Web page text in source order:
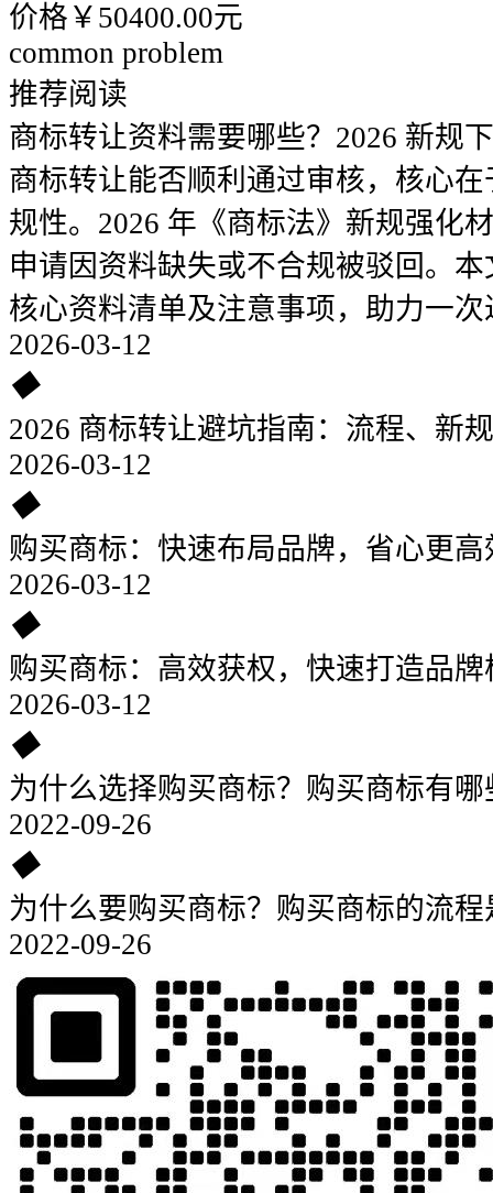
价格￥50400.00元
common problem
推荐阅读
商标转让资料需要哪些？2026 新规
商标转让能否顺利通过审核，核心
规性。2026 年《商标法》新规强化
申请因资料缺失或不合规被驳回。
核心资料清单及注意事项，助力一次
2026-03-12
◆
2026 商标转让避坑指南：流程、新
2026-03-12
◆
购买商标：快速布局品牌，省心更高
2026-03-12
◆
购买商标：高效获权，快速打造品
2026-03-12
◆
为什么选择购买商标？购买商标有
2022-09-26
◆
为什么要购买商标？购买商标的流
2022-09-26